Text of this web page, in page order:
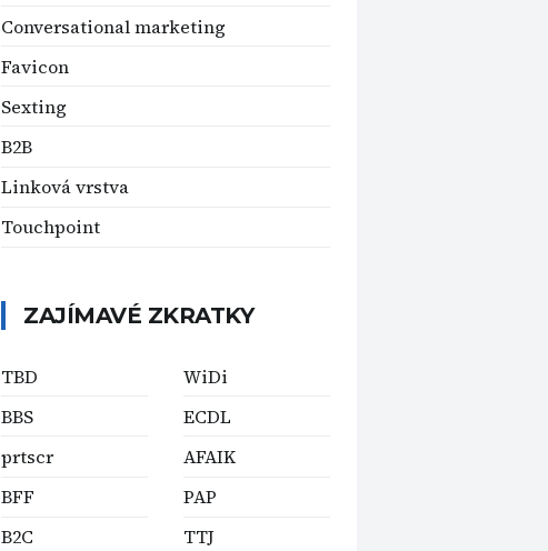
Conversational marketing
Favicon
Sexting
B2B
Linková vrstva
Touchpoint
ZAJÍMAVÉ ZKRATKY
TBD
BBS
prtscr
BFF
B2C
WiDi
ECDL
AFAIK
PAP
TTJ